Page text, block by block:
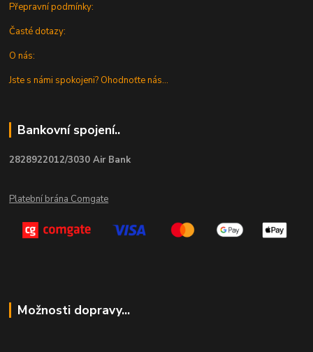
Přepravní podmínky:
Časté dotazy:
O nás:
Jste s námi spokojeni? Ohodnoťte nás...
Bankovní spojení..
2828922012/3030 Air Bank
Platební brána Comgate
Možnosti dopravy...